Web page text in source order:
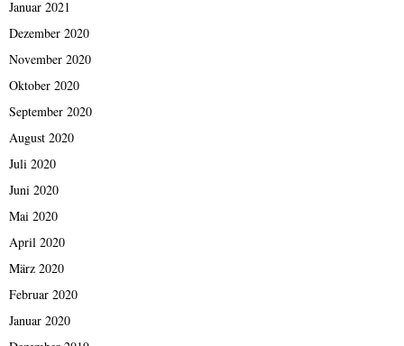
Januar 2021
Dezember 2020
November 2020
Oktober 2020
September 2020
August 2020
Juli 2020
Juni 2020
Mai 2020
April 2020
März 2020
Februar 2020
Januar 2020